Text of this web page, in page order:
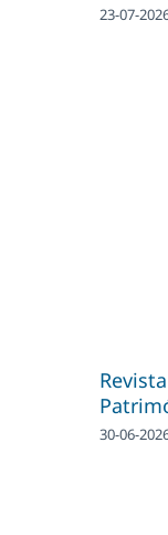
23-07-
30-06-